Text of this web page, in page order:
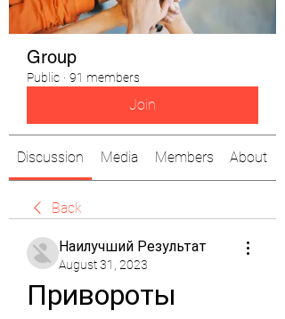
Group
Public · 91 members
Join
Discussion Media Members About
Back
Наилучший Результат
August 31, 2023
Привороты